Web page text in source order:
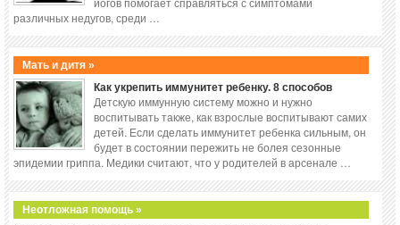
различных недугов, среди …
Мать и дитя »
Как укрепить иммунитет ребенку. 8 способов
Детскую иммунную систему можно и нужно
воспитывать также, как взрослые воспитывают самих
детей. Если сделать иммунитет ребенка сильным, он
будет в состоянии пережить не болея сезонные
эпидемии гриппа. Медики считают, что у родителей в арсенале …
Неотложная помощь »